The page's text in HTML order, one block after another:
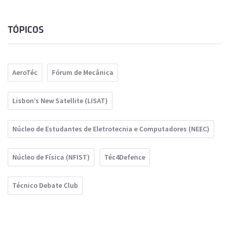
TÓPICOS
AeroTéc Fórum de Mecânica
Lisbon’s New Satellite (LISAT)
Núcleo de Estudantes de Eletrotecnia e Computadores (NEEC)
Núcleo de Física (NFIST) Téc4Defence
Técnico Debate Club